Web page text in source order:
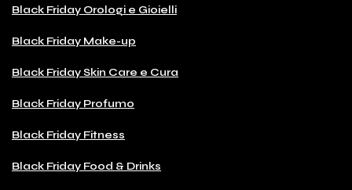
Black Friday Orologi e Gioielli
Black Friday Make-up
Black Friday Skin Care e Cura
Black Friday Profumo
Black Friday Fitness
Black Friday Food & Drinks